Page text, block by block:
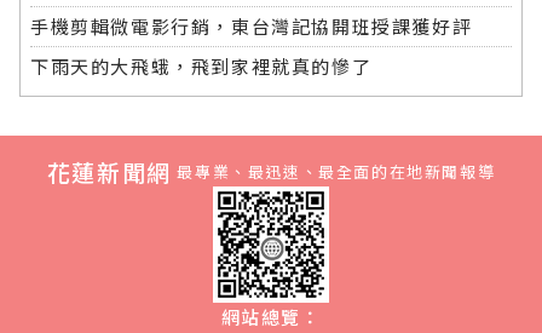
手機剪輯微電影行銷，東台灣記協開班授課獲好評
下雨天的大飛蛾，飛到家裡就真的慘了
花蓮新聞網 最專業、最迅速、最全面的在地新聞報導
網站總覽：